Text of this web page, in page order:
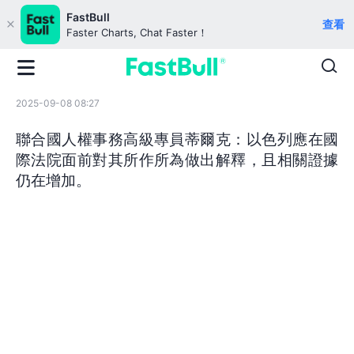
FastBull
Faster Charts, Chat Faster！
查看
2025-09-08 08:27
聯合國人權事務高級專員蒂爾克：以色列應在國
際法院面前對其所作所為做出解釋，且相關證據
仍在增加。